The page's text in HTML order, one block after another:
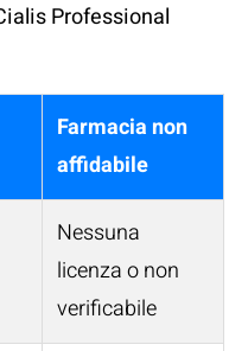
Professional
Farmacia non
affidabile
Nessuna
licenza o non
verificabile